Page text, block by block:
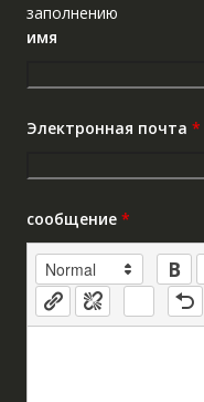
заполнению
имя
Электронная почта *
сообщение *